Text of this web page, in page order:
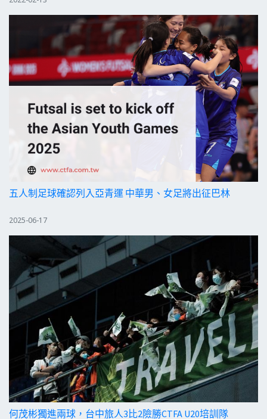
五人制足球確認列入亞青運 中華男、女足將出征巴林
2025-06-17
何茂彬獨進兩球，台中旅人3比2險勝CTFA U20培訓隊